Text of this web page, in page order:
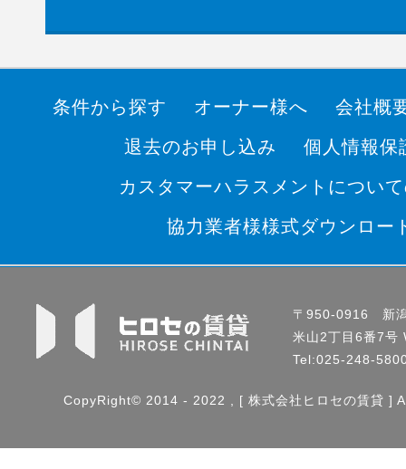
条件から探す オーナー様へ
会社概
退去のお申し込み
個人情報保
カスタマーハラスメントについ
協力業者様様式ダウンロー
〒950-0916 新
米山2丁目6番7号
Tel:025-248-
CopyRight© 2014 - 2022 , [ 株式会社ヒロセの賃貸 ]